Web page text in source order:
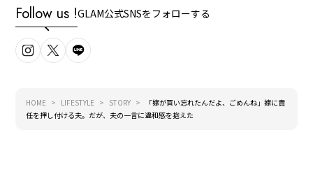
Follow us !GLAM公式SNSをフォローする
HOME LIFESTYLE STORY
「嫁が買い忘れたんだよ、ごめんね」嫁に責
任を押し付ける夫。だが、夫の一言に違和感を抱えた